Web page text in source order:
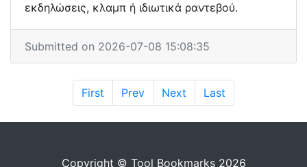
εκδηλώσεις, κλαμπ ή ιδιωτικά ραντεβού.
Submitted on 2026-07-08 15:08:35
First Prev Next Last
Copyright © Tool Bookmarks 2026